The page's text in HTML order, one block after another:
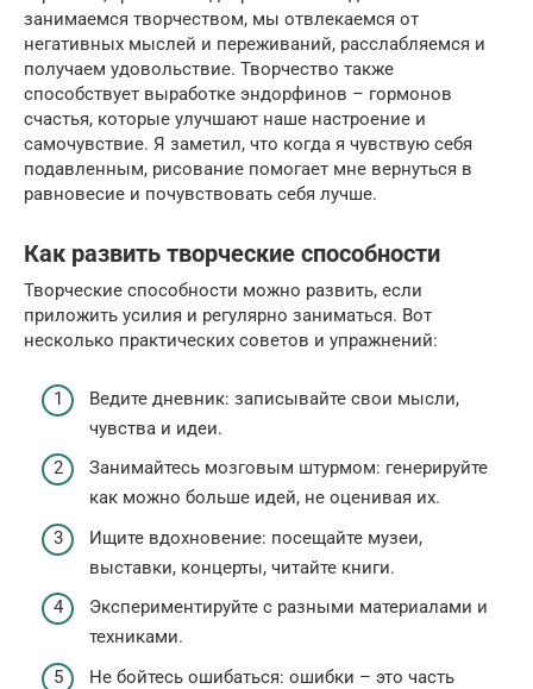
занимаемся творчеством, мы отвлекаемся от
негативных мыслей и переживаний, расслабляемся и
получаем удовольствие. Творчество также
способствует выработке эндорфинов – гормонов
счастья, которые улучшают наше настроение и
самочувствие. Я заметил, что когда я чувствую себя
подавленным, рисование помогает мне вернуться в
равновесие и почувствовать себя лучше.
Как развить творческие способности
Творческие способности можно развить, если
приложить усилия и регулярно заниматься. Вот
несколько практических советов и упражнений:
Ведите дневник: записывайте свои мысли,
чувства и идеи.
Занимайтесь мозговым штурмом: генерируйте
как можно больше идей, не оценивая их.
Ищите вдохновение: посещайте музеи,
выставки, концерты, читайте книги.
Экспериментируйте с разными материалами и
техниками.
Не бойтесь ошибаться: ошибки – это часть